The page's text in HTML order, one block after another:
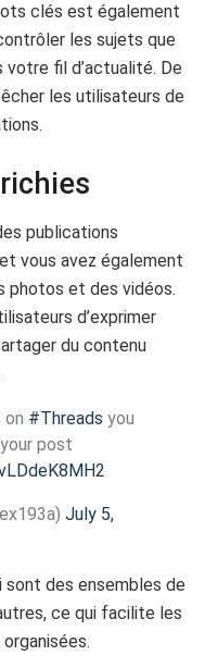
clés est également
les sujets que
votre fil d’actualité. De
les utilisateurs de
publications
vous avez également
photos et des vidéos.
d’exprimer
du contenu
on #Threads you
post
July 5,
sont des ensembles de
ce qui facilite les